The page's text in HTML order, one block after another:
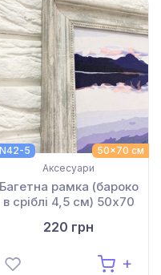
50x70 см
5
Аксесуари
Багетна рамка (бароко
в сріблі 4,5 см) 50х70
220 грн